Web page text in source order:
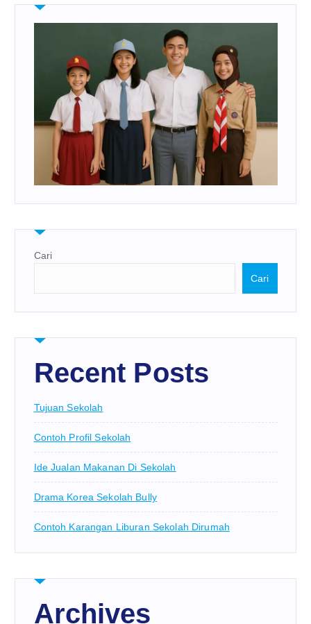
Cari
Cari
Recent Posts
Tujuan Sekolah
Contoh Profil Sekolah
Ide Jualan Makanan Di Sekolah
Drama Korea Sekolah Bully
Contoh Karangan Liburan Sekolah Dirumah
Archives